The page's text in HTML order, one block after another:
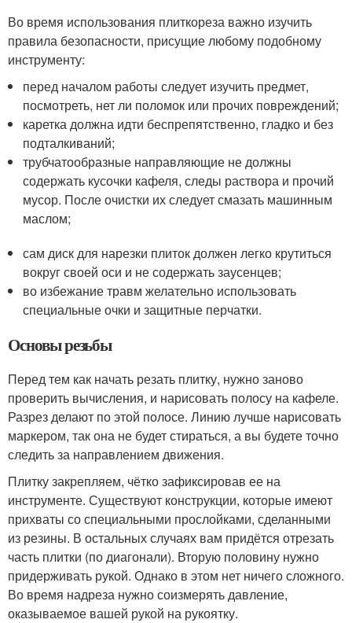
Во время использования плиткореза важно изучить
правила безопасности, присущие любому подобному
инструменту:
перед началом работы следует изучить предмет,
посмотреть, нет ли поломок или прочих повреждений;
каретка должна идти беспрепятственно, гладко и без
подталкиваний;
трубчатообразные направляющие не должны
содержать кусочки кафеля, следы раствора и прочий
мусор. После очистки их следует смазать машинным
маслом;
сам диск для нарезки плиток должен легко крутиться
вокруг своей оси и не содержать заусенцев;
во избежание травм желательно использовать
специальные очки и защитные перчатки.
Основы резьбы
Перед тем как начать резать плитку, нужно заново
проверить вычисления, и нарисовать полосу на кафеле.
Разрез делают по этой полосе. Линию лучше нарисовать
маркером, так она не будет стираться, а вы будете точно
следить за направлением движения.
Плитку закрепляем, чётко зафиксировав ее на
инструменте. Существуют конструкции, которые имеют
прихваты со специальными прослойками, сделанными
из резины. В остальных случаях вам придётся отрезать
часть плитки (по диагонали). Вторую половину нужно
придерживать рукой. Однако в этом нет ничего сложного.
Во время надреза нужно соизмерять давление,
оказываемое вашей рукой на рукоятку.